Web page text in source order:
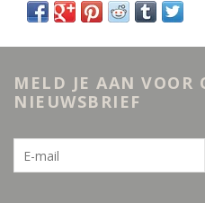
MELD JE AAN VOOR
NIEUWSBRIEF